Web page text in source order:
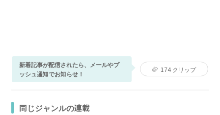
新着記事が配信されたら、メールやプ
ッシュ通知でお知らせ！
174 クリップ
同じジャンルの連載